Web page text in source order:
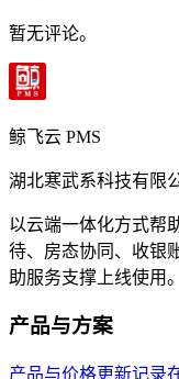
暂无评论。
鲸飞云 PMS
湖北寒武系科技有限
以云端一体化方式帮
待、房态协同、收银
助服务支撑上线使用。
产品与方案
产品与价格更新记录